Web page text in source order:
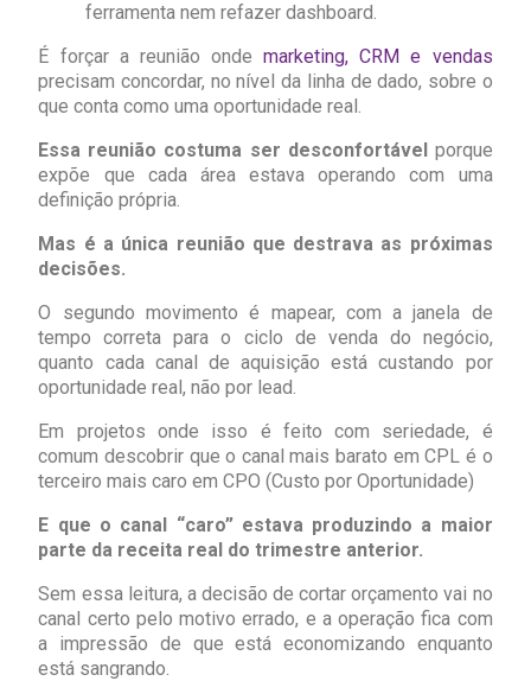
ferramenta nem refazer dashboard.
É forçar a reunião ondemarketing, CRM e vendas
precisam concordar, no nível da linha de dado, sobre o
que conta como uma oportunidade real.
Essa reunião costuma ser desconfortávelporque
expõe que cada área estava operando com uma
definição própria.
Mas é a única reunião que destrava as próximas
decisões.
O segundo movimento é mapear, com a janela de
tempo correta para o ciclo de venda do negócio,
quanto cada canal de aquisição está custando por
oportunidade real, não por lead.
Em projetos onde isso é feito com seriedade, é
comum descobrir que o canal mais barato em CPL é o
terceiro mais caro em CPO (Custo por Oportunidade)
E que o canal “caro” estava produzindo a maior
parte da receita real do trimestre anterior.
Sem essa leitura, a decisão de cortar orçamento vai no
canal certo pelo motivo errado, e a operação fica com
a impressão de que está economizando enquanto
está sangrando.